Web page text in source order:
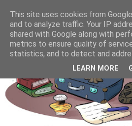
This site uses cookies from
and to analyze traffic. Your IP
shared with Google along with
metrics to ensure quality of
statistics, and to detect and
LEARN MORE